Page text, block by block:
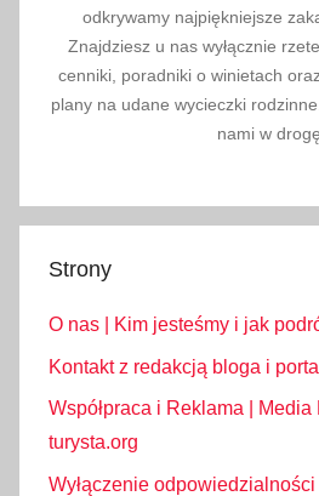
odkrywamy najpiękniejsze
Znajdziesz u nas wyłącznie
cenniki, poradniki o winietach
plany na udane wycieczki
nami w
Strony
O nas | Kim jesteśmy i jak
Kontakt z redakcją bloga i
Współpraca i Reklama |
turysta.org
Wyłączenie